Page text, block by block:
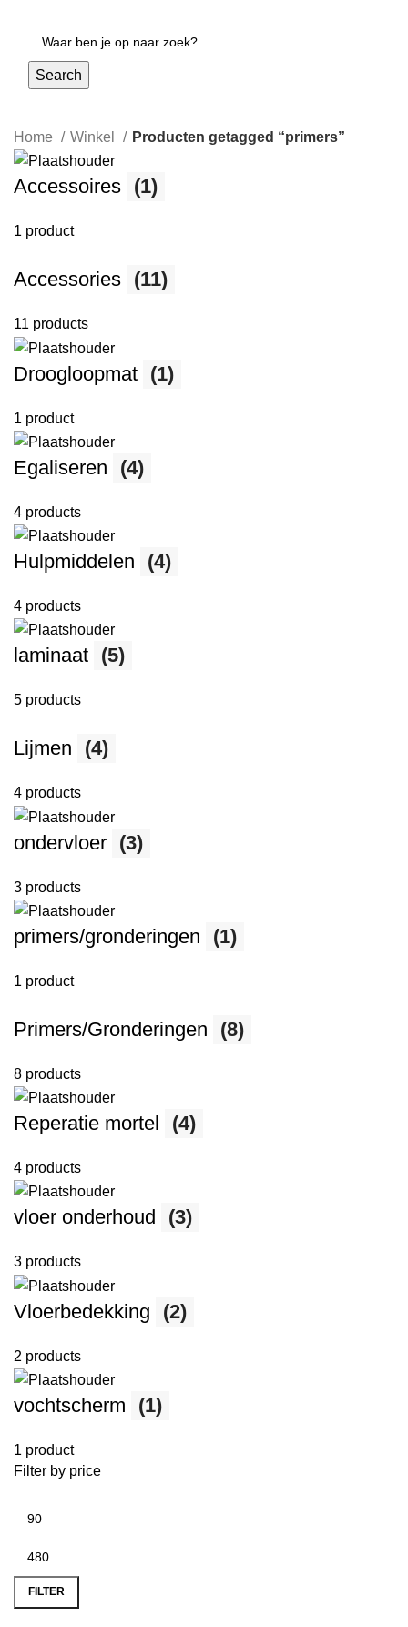
Search
Home Winkel Producten getagged “primers”
Accessoires (1)
1 product
Accessories (11)
11 products
Droogloopmat (1)
1 product
Egaliseren (4)
4 products
Hulpmiddelen (4)
4 products
laminaat (5)
5 products
Lijmen (4)
4 products
ondervloer (3)
3 products
primers/gronderingen (1)
1 product
Primers/Gronderingen (8)
8 products
Reperatie mortel (4)
4 products
vloer onderhoud (3)
3 products
Vloerbedekking (2)
2 products
vochtscherm (1)
1 product
Filter by price
FILTER